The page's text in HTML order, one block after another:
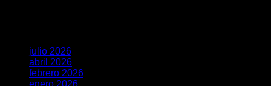
julio 2026
abril 2026
febrero 2026
enero 2026